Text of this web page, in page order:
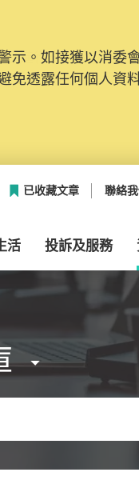
示。如接獲以消委
免透露任何個人資
進行升級及推出
註冊帳戶，才可提
已收藏文章 聯絡
活 投訴及服務